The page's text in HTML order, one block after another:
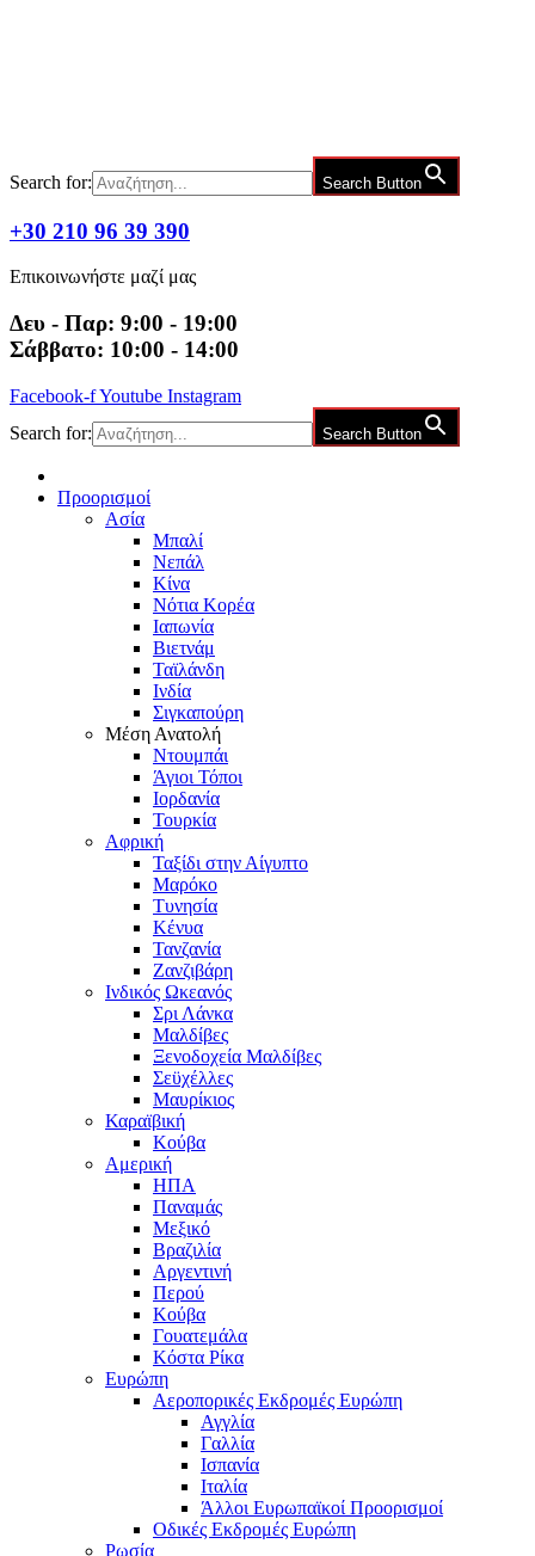
Search for: Search Button
+30 210 96 39 390
Επικοινωνήστε μαζί μας
Δευ - Παρ: 9:00 - 19:00
Σάββατο: 10:00 - 14:00
Facebook-fYoutube Instagram
Search for:
Search Button
Προορισμοί
Ασία
Μπαλί
Νεπάλ
Κίνα
Νότια Κορέα
Ιαπωνία
Βιετνάμ
Ταϊλάνδη
Ινδία
Σιγκαπούρη
Μέση Ανατολή
Ντουμπάι
Άγιοι Τόποι
Ιορδανία
Τουρκία
Αφρική
Ταξίδι στην Αίγυπτο
Μαρόκο
Τυνησία
Κένυα
Τανζανία
Ζανζιβάρη
Ινδικός Ωκεανός
Σρι Λάνκα
Μαλδίβες
Ξενοδοχεία Μαλδίβες
Σεϋχέλλες
Μαυρίκιος
Καραϊβική
Κούβα
Αμερική
ΗΠΑ
Παναμάς
Μεξικό
Βραζιλία
Αργεντινή
Περού
Κούβα
Γουατεμάλα
Κόστα Ρίκα
Ευρώπη
Αεροπορικές Εκδρομές Ευρώπη
Αγγλία
Γαλλία
Ισπανία
Ιταλία
Άλλοι Ευρωπαϊκοί Προορισμοί
Οδικές Εκδρομές Ευρώπη
Ρωσία